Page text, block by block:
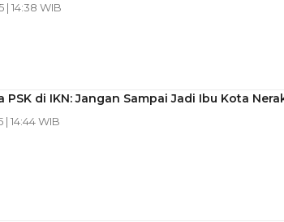
| 14:38 WIB
PSK di IKN: Jangan Sampai Jadi Ibu Kota
| 14:44 WIB